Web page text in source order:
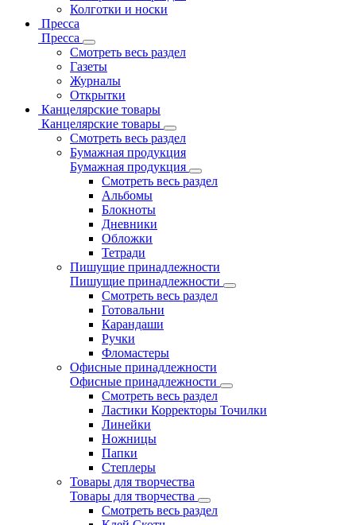
Колготки и носки
Пресса
Пресса
Смотреть весь раздел
Газеты
Журналы
Открытки
Канцелярские товары
Канцелярские товары
Смотреть весь раздел
Бумажная продукция
Бумажная продукция
Смотреть весь раздел
Альбомы
Блокноты
Дневники
Обложки
Тетради
Пишущие принадлежности
Пишущие принадлежности
Смотреть весь раздел
Готовальни
Карандаши
Ручки
Фломастеры
Офисные принадлежности
Офисные принадлежности
Смотреть весь раздел
Ластики Корректоры Точилки
Линейки
Ножницы
Папки
Степлеры
Товары для творчества
Товары для творчества
Смотреть весь раздел